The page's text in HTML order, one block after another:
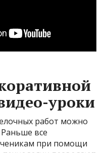
уроки
работ можно
все
при помощи